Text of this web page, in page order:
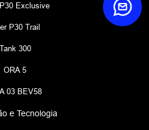
Exclusive
P30 Trail
Tank 300
ORA 5
03 BEV58
e Tecnologia